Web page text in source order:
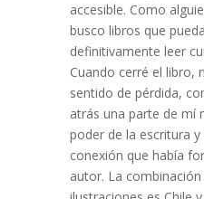
accesible. Como
busco libros que
definitivamente leer
Cuando cerré el libro,
sentido de pérdida,
atrás una parte de mí
poder de la escritura
conexión que había
autor. La